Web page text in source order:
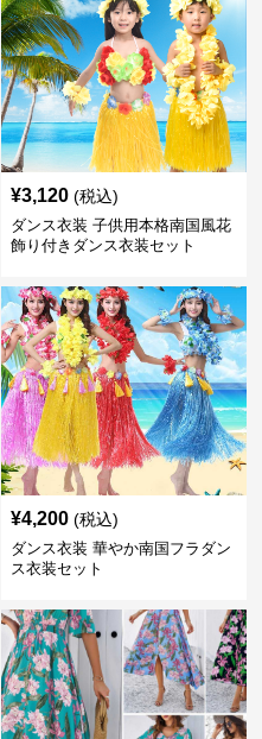
¥3,120 (税込)
ダンス衣装 子供用本格南国風花
飾り付きダンス衣装セット
¥4,200 (税込)
ダンス衣装 華やか南国フラダン
ス衣装セット